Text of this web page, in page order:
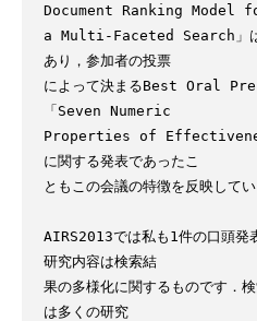
Document Ranking Model
a Multi-Faceted Search」は
あり，参加者の投票
によって決まるBest Oral
「Seven Numeric
Properties of
に関する発表であったこ
ともこの会議の特徴を反映して
AIRS2013では私も1件の口頭発
研究内容は検索結
果の多様化に関するものです．
は多くの研究